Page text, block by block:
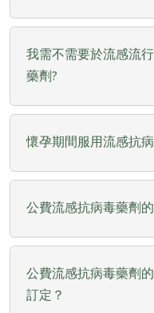
我需不需要於流感流
藥劑?
懷孕期間服用流感抗
公費流感抗病毒藥劑
公費流感抗病毒藥劑
訂定？